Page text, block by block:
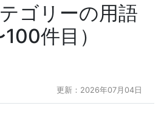
テゴリーの用語
件目）
更新：2026年07月04日